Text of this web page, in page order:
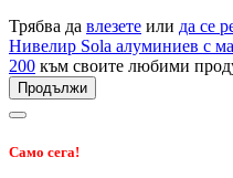
Трябва да влезете или да се
Нивелир Sola алуминиев с
200 към своите любими
Продължи
Само сега!